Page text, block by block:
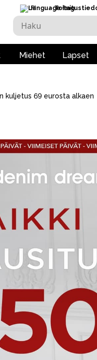
FI
Miehet Lapset
kuljetus 69 eurosta alkaen